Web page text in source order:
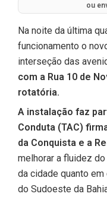
ou
Na noite da última
funcionamento o
interseção das
com a Rua 10 de
rotatória.
A instalação faz
Conduta (TAC)
da Conquista e a
melhorar a fluidez
da cidade quanto
do Sudoeste da